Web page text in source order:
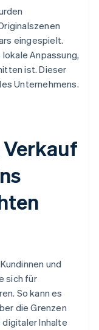
eingespielt.
Anpassung,
ist. Dieser
Unternehmens.
und
sich für
So kann es
die Grenzen
digitaler Inhalte